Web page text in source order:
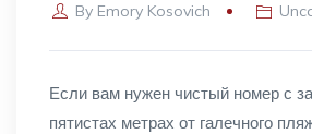
By Emory Kosovich
Если вам нужен чистый номер с
пятистах метрах от галечного